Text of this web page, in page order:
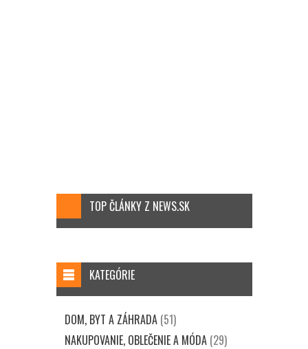
TOP ČLÁNKY Z NEWS.SK
KATEGÓRIE
DOM, BYT A ZÁHRADA(51)
NAKUPOVANIE, OBLEČENIE A MÓDA(29)